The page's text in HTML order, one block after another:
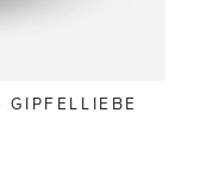
GIPFELLIEBE